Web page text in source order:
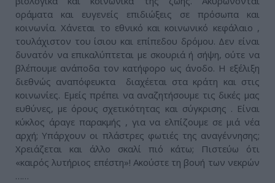
οράματα και ευγενείς επιδιώξεις σε πρόσωπα και
κοινωνία. Χάνεται το εθνικό και κοινωνικό κεφάλαιο ,
τουλάχιστον του ίσιου και επίπεδου δρόμου. Δεν είναι
δυνατόν να επικαλύπτεται με σκουριά ή σήψη, ούτε να
βλέπουμε ανάποδα τον κατήφορο ως άνοδο. Η εξέλιξη
διεθνώς αναπόφευκτα διαχέεται στα κράτη και στις
κοινωνίες. Εμείς πρέπει να αναζητήσουμε τις δικές μας
ευθύνες, με όρους σχετικότητας και σύγκρισης . Είναι
κύκλος άραγε παρακμής , για να ελπίζουμε σε μιά νέα
αρχή; Υπάρχουν οι πλάστρες φωτιές της αναγέννησης;
Χρειάζεται και άλλο σκαλί πιό κάτω; Πιστεύω ότι
«καιρός λυτήριος επέστη»! Ακούστε τη βουή των νεκρών
……